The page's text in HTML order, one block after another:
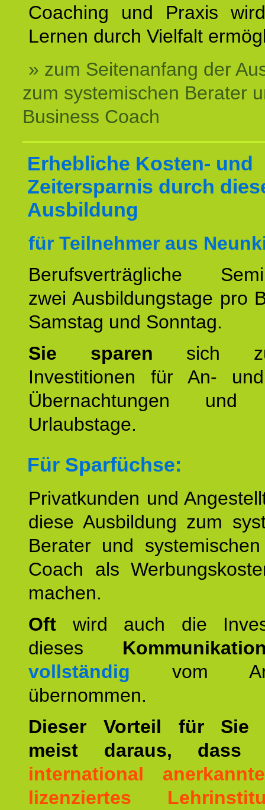
Coaching und Praxis
Lernen durch Vielfalt
» zum Seitenanfang der
zum systemischen Berater
Business Coach
Erhebliche Kosten- und
Zeitersparnis durch
Ausbildung
für Teilnehmer aus
Berufsverträgliche
zwei Ausbildungstage pro
Samstag und Sonntag.
Sie sparen sich
Investitionen für An-
Übernachtungen und
Urlaubstage.
Für Sparfüchse:
Privatkunden und
diese Ausbildung zum
Berater und
Coach als
machen.
Oft wird auch die
dieses
vollständig vom
übernommen.
Dieser Vorteil für Sie
meist daraus,
international
lizenziertes